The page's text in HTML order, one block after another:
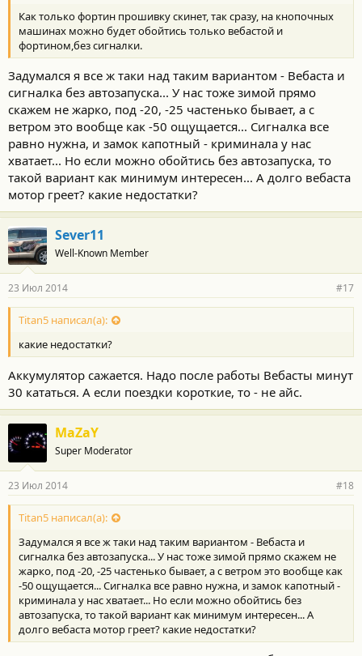
Как только фортин прошивку скинет, так сразу, на кнопочных
машинах можно будет обойтись только вебастой и
фортином,без сигналки.
Задумался я все ж таки над таким вариантом - Вебаста и
сигналка без автозапуска... У нас тоже зимой прямо
скажем не жарко, под -20, -25 частенько бывает, а с
ветром это вообще как -50 ощущается... Сигналка все
равно нужна, и замок капотный - криминала у нас
хватает... Но если можно обойтись без автозапуска, то
такой вариант как минимум интересен... А долго вебаста
мотор греет? какие недостатки?
Sever11
Well-Known Member
23 Июл 2014 #17
Titan5 написал(а):
какие недостатки?
Аккумулятор сажается. Надо после работы Вебасты минут
30 кататься. А если поездки короткие, то - не айс.
MaZaY
Super Moderator
23 Июл 2014 #18
Titan5 написал(а):
Задумался я все ж таки над таким вариантом - Вебаста и
сигналка без автозапуска... У нас тоже зимой прямо скажем не
жарко, под -20, -25 частенько бывает, а с ветром это вообще как
-50 ощущается... Сигналка все равно нужна, и замок капотный -
криминала у нас хватает... Но если можно обойтись без
автозапуска, то такой вариант как минимум интересен... А
долго вебаста мотор греет? какие недостатки?